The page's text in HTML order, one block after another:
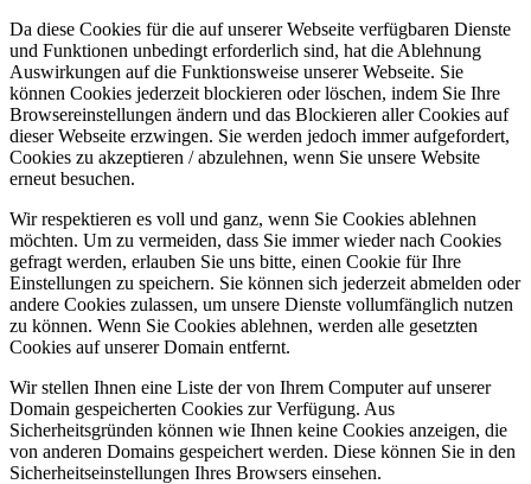
Da diese Cookies für die auf unserer Webseite verfügbaren Dienste
und Funktionen unbedingt erforderlich sind, hat die Ablehnung
Auswirkungen auf die Funktionsweise unserer Webseite. Sie
können Cookies jederzeit blockieren oder löschen, indem Sie Ihre
Browsereinstellungen ändern und das Blockieren aller Cookies auf
dieser Webseite erzwingen. Sie werden jedoch immer aufgefordert,
Cookies zu akzeptieren / abzulehnen, wenn Sie unsere Website
erneut besuchen.
Wir respektieren es voll und ganz, wenn Sie Cookies ablehnen
möchten. Um zu vermeiden, dass Sie immer wieder nach Cookies
gefragt werden, erlauben Sie uns bitte, einen Cookie für Ihre
Einstellungen zu speichern. Sie können sich jederzeit abmelden oder
andere Cookies zulassen, um unsere Dienste vollumfänglich nutzen
zu können. Wenn Sie Cookies ablehnen, werden alle gesetzten
Cookies auf unserer Domain entfernt.
Wir stellen Ihnen eine Liste der von Ihrem Computer auf unserer
Domain gespeicherten Cookies zur Verfügung. Aus
Sicherheitsgründen können wie Ihnen keine Cookies anzeigen, die
von anderen Domains gespeichert werden. Diese können Sie in den
Sicherheitseinstellungen Ihres Browsers einsehen.